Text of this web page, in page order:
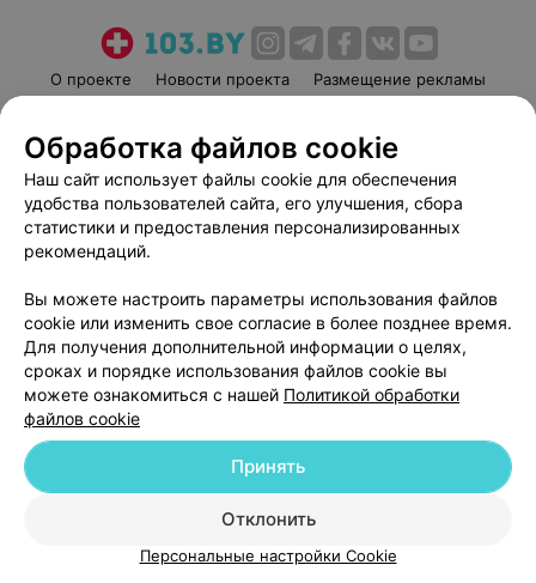
О проекте Новости проекта
Размещение рекламы
Пользовательское соглашение
Способы оплаты
Вакансии
Партнеры
Написать руководителю 103.by
Обработка персональных данных
© 2026 ООО «Артокс Лаб», УНП 191700409
| 220012, Республика Беларусь,
Служба поддержки +375 291212755
Обработка файлов cookie
Наш сайт использует файлы cookie для обеспечения
удобства пользователей сайта, его улучшения, сбора
статистики и предоставления персонализированных
рекомендаций.
Вы можете настроить параметры использования файлов
cookie или изменить свое согласие в более позднее время.
Для получения дополнительной информации о целях,
сроках и порядке использования файлов cookie вы
можете ознакомиться с нашей Политикой обработки
файлов cookie
Отклонить
Принять
Персональные настройки Cookie